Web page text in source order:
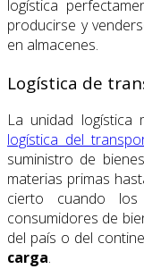
logística
producirse y
en almacenes.
Logística de
La unidad logística
logística del
suministro de
materias primas
cierto cuando
consumidores de
del país o del
carga.